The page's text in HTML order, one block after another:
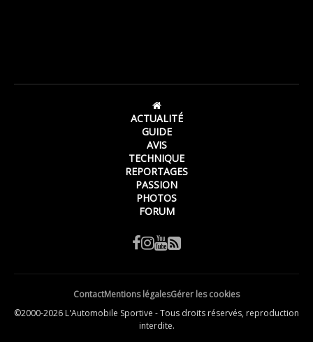
ACTUALITÉ
GUIDE
AVIS
TECHNIQUE
REPORTAGES
PASSION
PHOTOS
FORUM
ContactMentions légalesGérer les cookies
©2000-2026 L'Automobile Sportive - Tous droits réservés, reproduction
interdite.